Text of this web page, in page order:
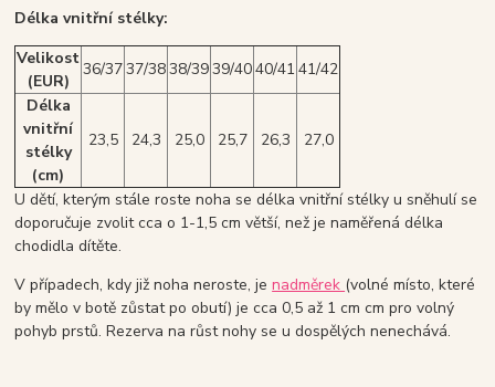
Délka vnitřní stélky:
Velikost
(EUR)
36/3737/3838/3939/4040/41 41/42
Délka
vnitřní
stélky
(cm)
23,5 24,3 25,0 25,7 26,3 27,0
U dětí, kterým stále roste noha se délka vnitřní stélky u sněhulí se
doporučuje zvolit cca o 1-1,5 cm větší, než je naměřená délka
chodidla dítěte.
V případech, kdy již noha neroste, jenadměrek (volné místo, které
by mělo v botě zůstat po obutí) je cca 0,5 až 1 cm cm pro volný
pohyb prstů. Rezerva na růst nohy se u dospělých nenechává.